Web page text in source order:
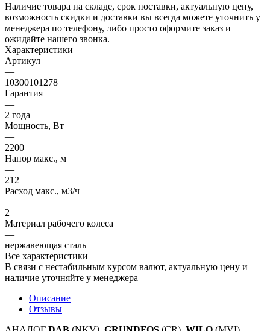
Наличие товара на складе, срок поставки, актуальную цену,
возможность скидки и доставки вы всегда можете уточнить у
менеджера по телефону, либо просто оформите заказ и
ожидайте нашего звонка.
Характеристики
Артикул
—
10300101278
Гарантия
—
2 года
Мощность, Вт
—
2200
Напор макс., м
—
212
Расход макс., м3/ч
—
2
Материал рабочего колеса
—
нержавеющая сталь
Все характеристики
В связи с нестабильным курсом валют, актуальную цену и
наличие уточняйте у менеджера
Описание
Отзывы